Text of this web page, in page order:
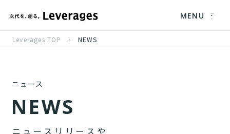
MENU
Leverages TOP NEWS
ニュース
NEWS
ニ ュ ー ス リ リ ー ス や